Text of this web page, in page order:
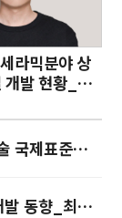
라믹분야 상
개발 현황_류
산화이트륨계 내플라즈마 소재의 평가기술 국제표준화_이연숙
세라믹 적층제조(3D 프린팅) 국제표준 개발 동향_최기인